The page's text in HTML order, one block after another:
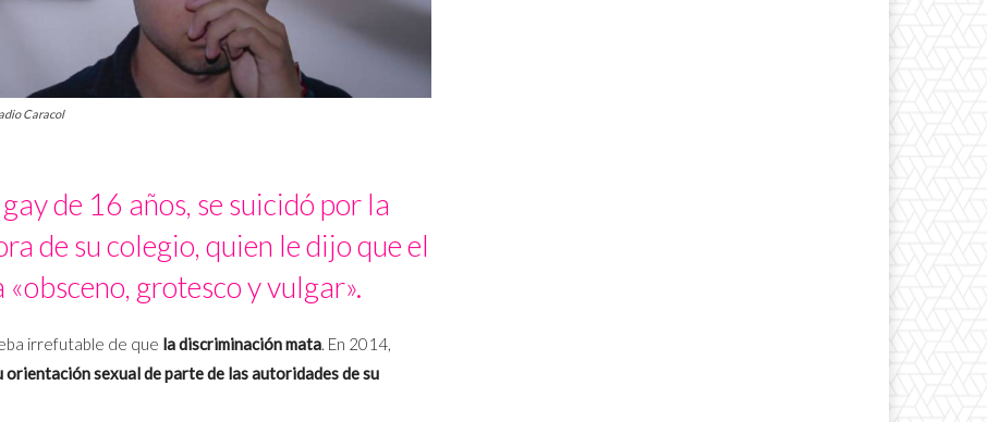
Caracol
de 16 años, se suicidó por la
de su colegio, quien le dijo que el
grotesco y vulgar».
irrefutable de que la discriminación mata. En 2014,
sexual de parte de las autoridades de su